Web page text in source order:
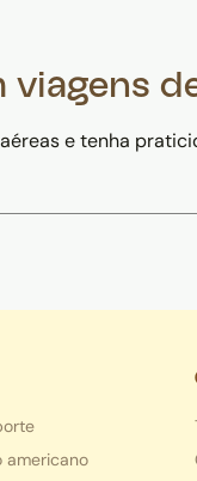
e tenha
americano